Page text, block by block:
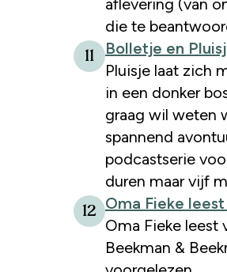
die te
11
Bolletje en
Pluisje laat zich
in een donker
graag wil weten
spannend
podcastserie
duren maar vijf
12
Oma Fieke
Oma Fieke leest
Beekman &